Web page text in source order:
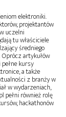
elektroniki.
projektantów
uczelni
tu właściciele
średniego
artykułów
kursy
a także
z branży w
w wydarzeniach,
pełni również rolę
hackathonów